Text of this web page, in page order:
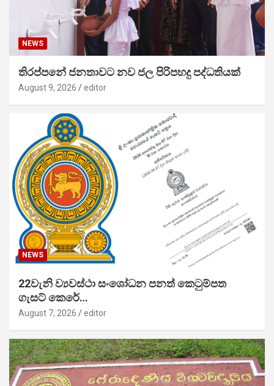
NEWS
තිරප්පනේ ජනතාවට නව ජල පිරිපහදු පද්ධතියක්
August 9, 2026 editor
NEWS
22වැනි ව්‍යවස්ථා සංශෝධන පනත් කෙටුම්පත
ගැසට් කෙරේ…
August 7, 2026 editor